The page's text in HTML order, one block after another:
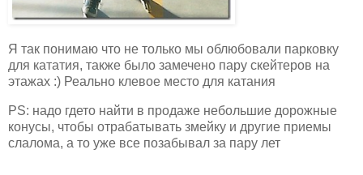
Я так понимаю что не только мы облюбовали парковку
для кататия, также было замечено пару скейтеров на
этажах :) Реально клевое место для катания
PS: надо гдето найти в продаже небольшие дорожные
конусы, чтобы отрабатывать змейку и другие приемы
слалома, а то уже все позабывал за пару лет